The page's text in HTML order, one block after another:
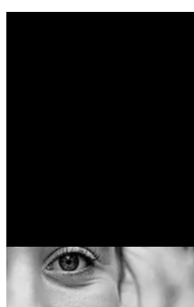
ποιος είναι…